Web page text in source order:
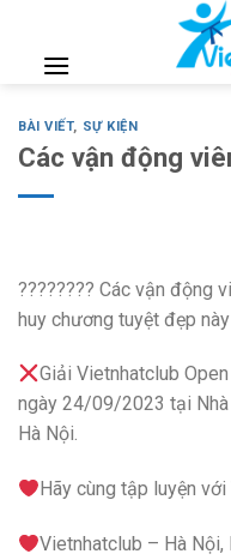
content
BÀI VIẾT, SỰ KIỆN
Các vận động
???????? Các vận động
huy chương tuyệt đẹp
Giải Vietnhatclub
ngày 24/09/2023 tại
Hà Nội.
Hãy cùng tập luyện
Vietnhatclub – Hà Nội,